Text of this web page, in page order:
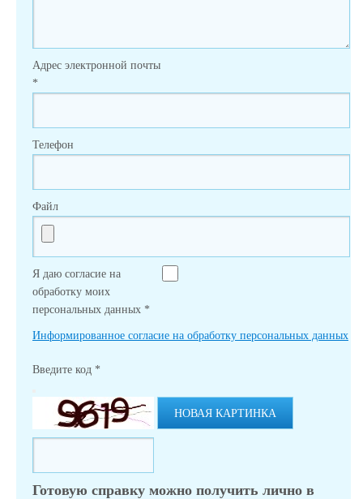
Адрес электронной почты
*
Телефон
Файл
Я даю согласие на
обработку моих
персональных данных *
Информированное согласие на обработку персональных данных
Введите код *
НОВАЯ КАРТИНКА
Готовую справку можно получить лично в